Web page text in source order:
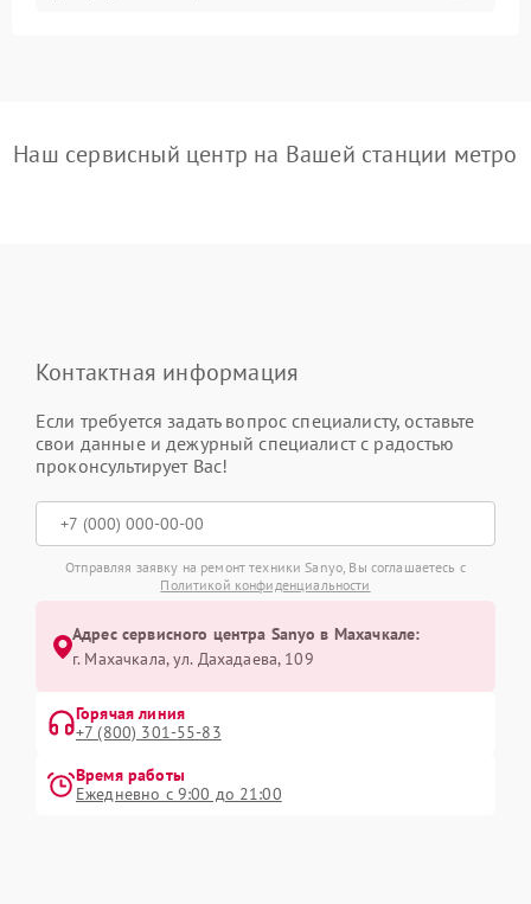
Наш сервисный центр на Вашей станции метро
Контактная информация
Если требуется задать вопрос специалисту, оставьте
свои данные и дежурный специалист с радостью
проконсультирует Вас!
Отправляя заявку на ремонт техники Sanyo, Вы соглашаетесь с
Политикой конфиденциальности
Адрес сервисного центра Sanyo в Махачкале:
г. Махачкала, ул. Дахадаева, 109
Горячая линия
+7 (800) 301-55-83
Время работы
Ежедневно с 9:00 до 21:00